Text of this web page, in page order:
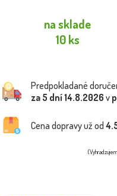
na sklade
10 ks
Predpokladané
za 5 dní14.8.2026 v
Cena dopravy už od